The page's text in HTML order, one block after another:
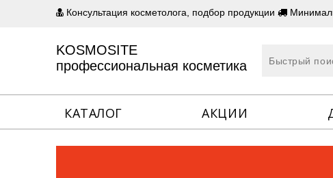
Консультация косметолога, подбор продукции
KOSMOSITE
профессиональная косметика
КАТАЛОГ АКЦИИ